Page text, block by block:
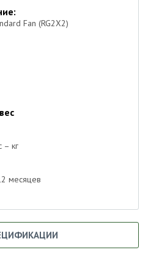
Fan (RG2X2)
– кг
месяцев